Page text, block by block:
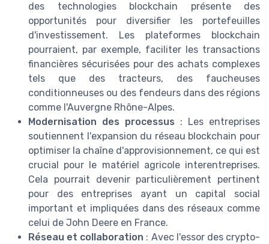
des technologies blockchain présente des
opportunités pour diversifier les portefeuilles
d'investissement. Les plateformes blockchain
pourraient, par exemple, faciliter les transactions
financières sécurisées pour des achats complexes
tels que des tracteurs, des faucheuses
conditionneuses ou des fendeurs dans des régions
comme l'Auvergne Rhône-Alpes.
Modernisation des processus : Les entreprises
soutiennent l'expansion du réseau blockchain pour
optimiser la chaîne d'approvisionnement, ce qui est
crucial pour le matériel agricole interentreprises.
Cela pourrait devenir particulièrement pertinent
pour des entreprises ayant un capital social
important et impliquées dans des réseaux comme
celui de John Deere en France.
Réseau et collaboration : Avec l'essor des crypto-